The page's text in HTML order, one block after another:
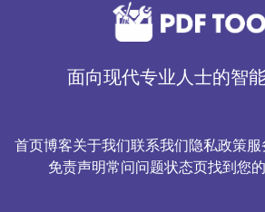
面向现代专业人士的智
首页博客关于我们联系我们隐私政策
免责声明常问问题状态页找到您